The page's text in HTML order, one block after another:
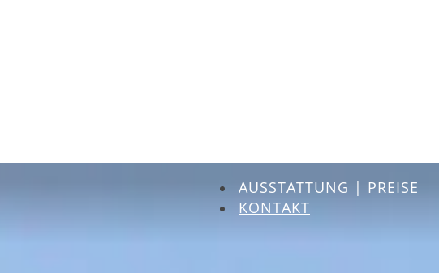
AUSSTATTUNG | PREISE
KONTAKT